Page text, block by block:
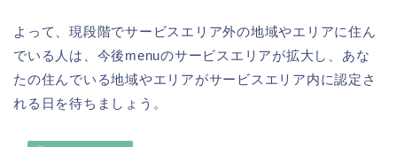
よって、現段階でサービスエリア外の地域やエリアに住ん
でいる人は、今後menuのサービスエリアが拡大し、あな
たの住んでいる地域やエリアがサービスエリア内に認定さ
れる日を待ちましょう。